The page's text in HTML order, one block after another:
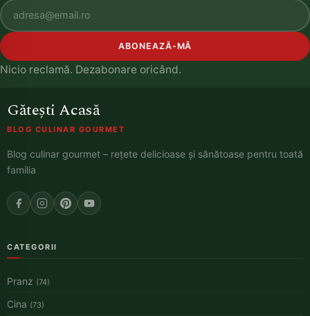
ABONEAZĂ-MĂ
Nicio reclamă. Dezabonare oricând.
Gătești Acasă
BLOG CULINAR GOURMET
Blog culinar gourmet – rețete delicioase și sănătoase pentru toată
familia
CATEGORII
Pranz (74)
Cina (73)